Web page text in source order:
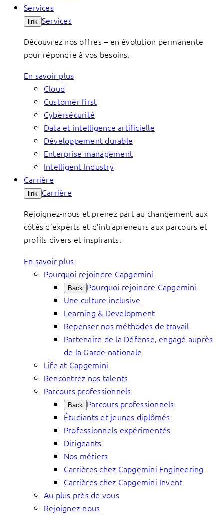
Services
link Services
Découvrez nos offres – en évolution permanente
pour répondre à vos besoins.
En savoir plus
Cloud
Customer first
Cybersécurité
Data et intelligence artificielle
Développement durable
Enterprise management
Intelligent Industry
Carrière
link Carrière
Rejoignez-nous et prenez part au changement aux
côtés d’experts et d’intrapreneurs aux parcours et
profils divers et inspirants.
En savoir plus
Pourquoi rejoindre Capgemini
Back Pourquoi rejoindre Capgemini
Une culture inclusive
Learning & Development
Repenser nos méthodes de travail
Partenaire de la Défense, engagé auprès
de la Garde nationale
Life at Capgemini
Rencontrez nos talents
Parcours professionnels
Back Parcours professionnels
Étudiants et jeunes diplômés
Professionnels expérimentés
Dirigeants
Nos métiers
Carrières chez Capgemini Engineering
Carrières chez Capgemini Invent
Au plus près de vous
Rejoignez-nous